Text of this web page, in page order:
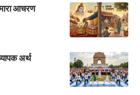
आचरण
अर्थ